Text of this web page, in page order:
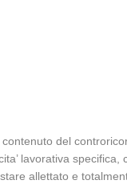
del
lavorativa
allettato e